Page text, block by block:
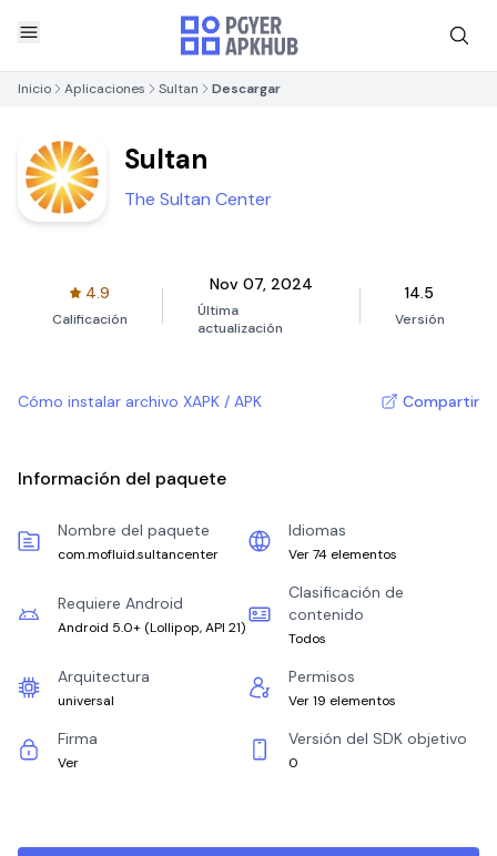
Inicio Aplicaciones Sultan Descargar
Sultan
The Sultan Center
4.9
Calificación
Nov 07, 2024
Última
actualización
14.5
Versión
Cómo instalar archivo XAPK / APK Compartir
Información del paquete
Nombre del paquete
com.mofluid.sultancenter
Idiomas
Ver 74 elementos
Requiere Android
Android 5.0+ (Lollipop, API 21)
Clasificación de
contenido
Todos
Arquitectura
universal
Permisos
Ver 19 elementos
Firma
Ver
Versión del SDK objetivo
0